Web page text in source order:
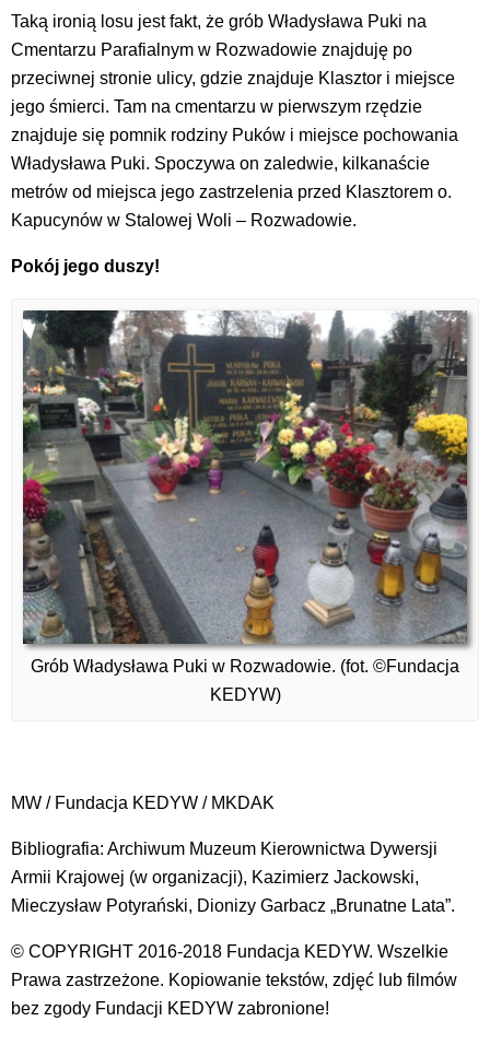
Taką ironią losu jest fakt, że grób Władysława Puki na
Cmentarzu Parafialnym w Rozwadowie znajduję po
przeciwnej stronie ulicy, gdzie znajduje Klasztor i miejsce
jego śmierci. Tam na cmentarzu w pierwszym rzędzie
znajduje się pomnik rodziny Puków i miejsce pochowania
Władysława Puki. Spoczywa on zaledwie, kilkanaście
metrów od miejsca jego zastrzelenia przed Klasztorem o.
Kapucynów w Stalowej Woli – Rozwadowie.
Pokój jego duszy!
Grób Władysława Puki w Rozwadowie. (fot. ©Fundacja
KEDYW)
MW / Fundacja KEDYW / MKDAK
Bibliografia: Archiwum Muzeum Kierownictwa Dywersji
Armii Krajowej (w organizacji), Kazimierz Jackowski,
Mieczysław Potyrański, Dionizy Garbacz „Brunatne Lata”.
© COPYRIGHT 2016-2018 Fundacja KEDYW. Wszelkie
Prawa zastrzeżone. Kopiowanie tekstów, zdjęć lub filmów
bez zgody Fundacji KEDYW zabronione!